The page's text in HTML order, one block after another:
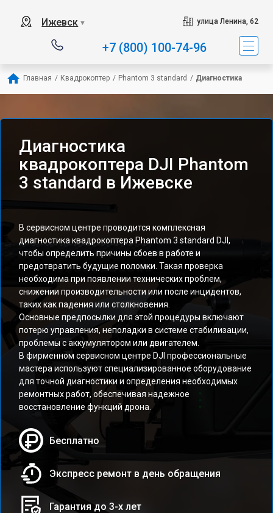
Ижевск ▼ улица Ленина, 62
+7 (800) 100-74-96
Главная / Квадрокоптер / Phantom 3 standard / Диагностика
Диагностика
квадрокоптера DJI Phantom
3 standard в Ижевске
В сервисном центре проводится комплексная
диагностика квадрокоптера Phantom 3 standard DJI,
чтобы определить причины сбоев в работе и
предотвратить будущие поломки. Такая проверка
необходима при появлении технических проблем,
снижении производительности или после инцидентов,
таких как падения или столкновения.
Основные предпосылки для этой процедуры включают
потерю управления, неполадки в системе стабилизации,
проблемы с аккумулятором или двигателем.
В фирменном сервисном центре DJI профессиональные
мастера используют специализированное оборудование
для точной диагностики и определения необходимых
ремонтных работ, обеспечивая надежное
восстановление функций дрона.
Бесплатно
Экспресс ремонт в день обращения
Гарантия до 3-х лет